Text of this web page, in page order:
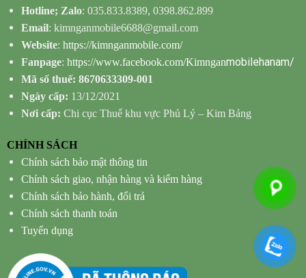
Hotline; Zalo: 035.833.8389, 0398.862.899
Email: kimnganmobile6688@gmail.com
Website: https://kimnganmobile.com/
Fanpage: https://www.facebook.com/Kimnganmobilehanam/
Mã số thuế: 8670633309-001
Ngày cấp: 13/12/2021
Nơi cấp: Chi cục Thuế khu vực Phủ Lý – Kim Bảng
CHÍNH SÁCH
Chính sách bảo mật thông tin
Chính sách giao, nhận hàng và kiểm hàng
Chính sách bảo hành, đổi trả
Chính sách thanh toán
Tuyển dụng